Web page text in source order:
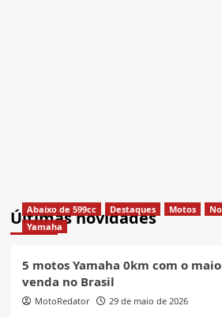
Últimas novidades
Abaixo de 599cc Destaques Motos
Yamaha
5 motos Yamaha 0km com o
venda no Brasil
MotoRedator
29 de maio de 2026